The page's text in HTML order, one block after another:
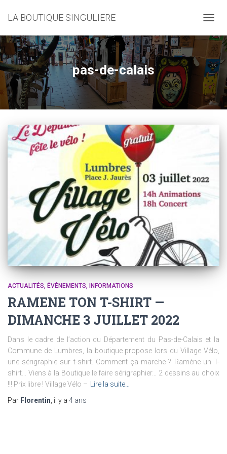
LA BOUTIQUE SINGULIERE
LA
pas-de-calais
ACTUALITÉS ÉVÉNEMENTS INFORMATIONS
RAMENE TON T-SHIRT —
DIMANCHE 3 JUILLET 2022
Dans le cadre de l’action du Département du Pas-de-Calais et la
Commune de Lumbres, la boutique propose lors du Village Vélo,
une sérigraphie sur t-shirt. Comment ça marche ? Ramène un T-
shirt… Viens à la Boutique le faire sérigraphier… 2 dessins au choix
!!! Prix libre ! Village Vélo –
Lire la suite…
Par Florentin , il y a 4 ans